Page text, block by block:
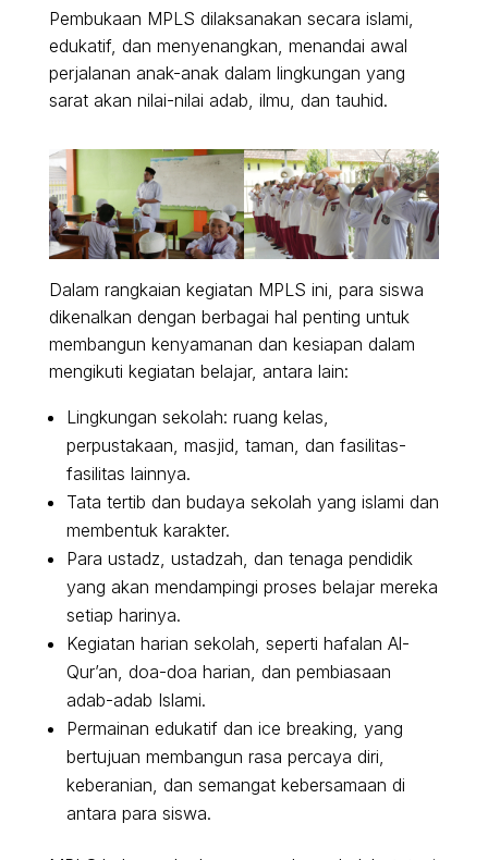
Pembukaan MPLS dilaksanakan secara islami,
edukatif, dan menyenangkan, menandai awal
perjalanan anak-anak dalam lingkungan yang
sarat akan nilai-nilai adab, ilmu, dan tauhid.
Dalam rangkaian kegiatan MPLS ini, para siswa
dikenalkan dengan berbagai hal penting untuk
membangun kenyamanan dan kesiapan dalam
mengikuti kegiatan belajar, antara lain:
Lingkungan sekolah: ruang kelas,
perpustakaan, masjid, taman, dan fasilitas-
fasilitas lainnya.
Tata tertib dan budaya sekolah yang islami dan
membentuk karakter.
Para ustadz, ustadzah, dan tenaga pendidik
yang akan mendampingi proses belajar mereka
setiap harinya.
Kegiatan harian sekolah, seperti hafalan Al-
Qur’an, doa-doa harian, dan pembiasaan
adab-adab Islami.
Permainan edukatif dan ice breaking, yang
bertujuan membangun rasa percaya diri,
keberanian, dan semangat kebersamaan di
antara para siswa.